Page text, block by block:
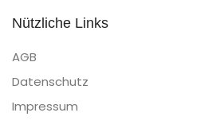
Nützliche Links
AGB
Datenschutz
Impressum